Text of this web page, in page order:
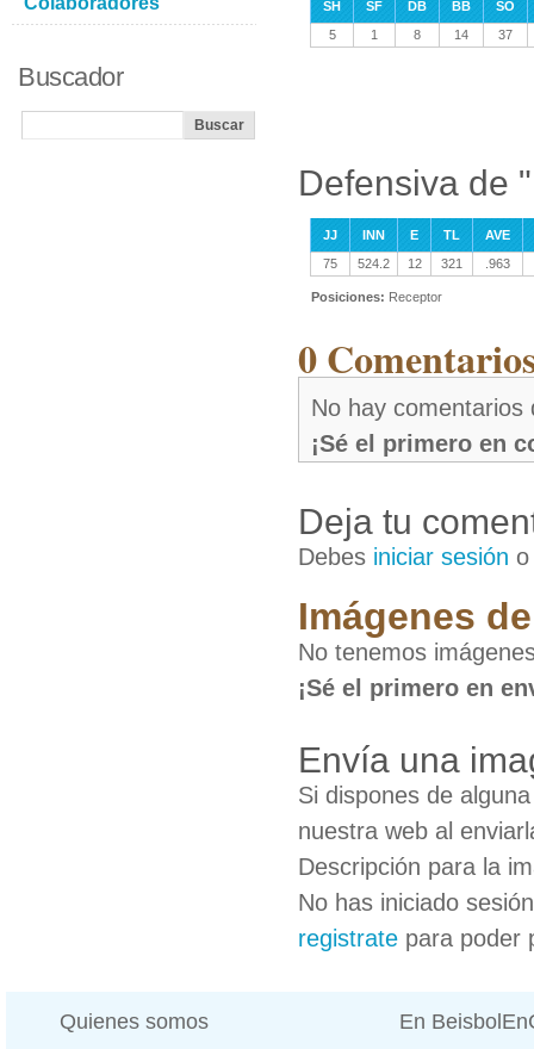
SH SF DB BB
SO
5
1 8 14 37
Defensiva de
JJ INN E TL
AVE
75
524.2 12 321 .963
Posiciones: Receptor
0
No hay comentarios
¡Sé el primero en
Deja tu
Debes iniciar sesión
Imágenes
No tenemos
¡Sé el primero en
Envía una
Si dispones de
nuestra web al
Descripción para la
No has iniciado
registrate para poder
Buscador
Quienes somos En